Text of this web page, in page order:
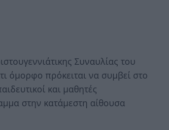
Συναυλίας του
όμορφο πρόκειται να συμβεί στο
και μαθητές
στην κατάμεστη αίθουσα